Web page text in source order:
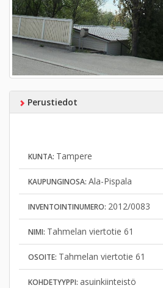
Perustiedot
KUNTA: Tampere
KAUPUNGINOSA: Ala-Pispala
INVENTOINTINUMERO: 2012/0083
NIMI: Tahmelan viertotie 61
OSOITE: Tahmelan viertotie 61
KOHDETYYPPI: asuinkiinteistö